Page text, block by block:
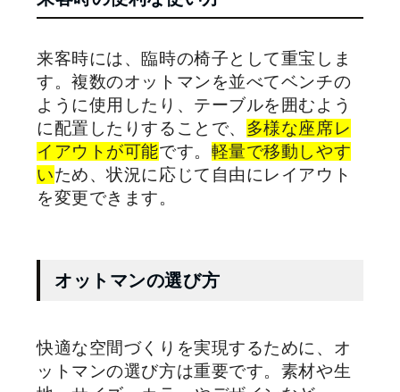
来客時には、臨時の椅子として重宝しま
す。複数のオットマンを並べてベンチの
ように使用したり、テーブルを囲むよう
に配置したりすることで、 多様な座席レ
イアウトが可能です。 軽量で移動しやす
いため、状況に応じて自由にレイアウト
を変更できます。
オットマンの選び方
快適な空間づくりを実現するために、オ
ットマンの選び方は重要です。素材や生